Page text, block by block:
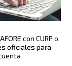
con CURP o
oficiales para